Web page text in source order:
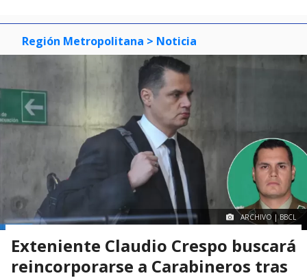
Región Metropolitana > Noticia
ARCHIVO | BBCL
Exteniente Claudio Crespo buscará
reincorporarse a Carabineros tras